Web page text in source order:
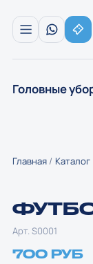
Головные
Главная Каталог
Арт. S0001
700 РУБ